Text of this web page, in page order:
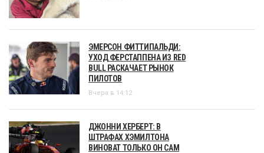
ЭМЕРСОН ФИТТИПАЛЬДИ:
УХОД ФЕРСТАППЕНА ИЗ RED
BULL РАСКАЧАЕТ РЫНОК
ПИЛОТОВ
Вчера в 14:12
ДЖОННИ ХЕРБЕРТ: В
ШТРАФАХ ХЭМИЛТОНА
ВИНОВАТ ТОЛЬКО ОН САМ